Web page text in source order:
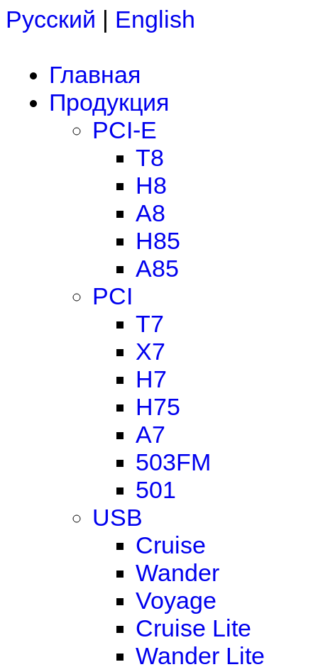
Русский | English
Главная
Продукция
PCI-E
T8
H8
A8
H85
A85
PCI
T7
X7
H7
H75
A7
503FM
501
USB
Cruise
Wander
Voyage
Cruise Lite
Wander Lite